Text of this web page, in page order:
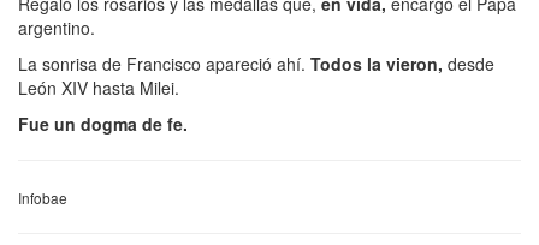
argentino.
La sonrisa de Francisco apareció ahí. Todos la vieron, desde
León XIV hasta Milei.
Fue un dogma de fe.
Infobae